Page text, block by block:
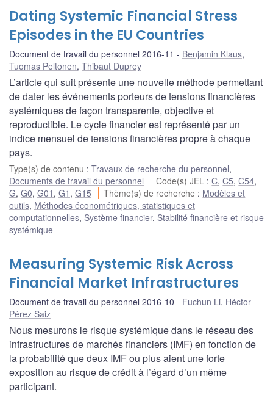
Dating Systemic Financial Stress
Episodes in the EU Countries
Document de travail du personnel 2016-11 Benjamin Klaus,
Tuomas Peltonen, Thibaut Duprey
L’article qui suit présente une nouvelle méthode permettant
de dater les événements porteurs de tensions financières
systémiques de façon transparente, objective et
reproductible. Le cycle financier est représenté par un
indice mensuel de tensions financières propre à chaque
pays.
Type(s) de contenu : Travaux de recherche du personnel,
Documents de travail du personnel
Code(s) JEL :C,C5,C54,
G, G0, G01 , G1 , G15 Thème(s) de recherche : Modèles et
outils, Méthodes économétriques, statistiques et
computationnelles, Système financier, Stabilité financière et risque
systémique
Measuring Systemic Risk Across
Financial Market Infrastructures
Document de travail du personnel 2016-10 Fuchun Li, Héctor
Pérez Saiz
Nous mesurons le risque systémique dans le réseau des
infrastructures de marchés financiers (IMF) en fonction de
la probabilité que deux IMF ou plus aient une forte
exposition au risque de crédit à l’égard d’un même
participant.